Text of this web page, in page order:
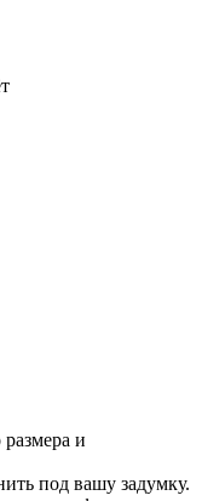
и
под вашу задумку.